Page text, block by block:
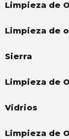
Limpieza de
Limpieza de
Sierra
Limpieza de
Vidrios
Limpieza de